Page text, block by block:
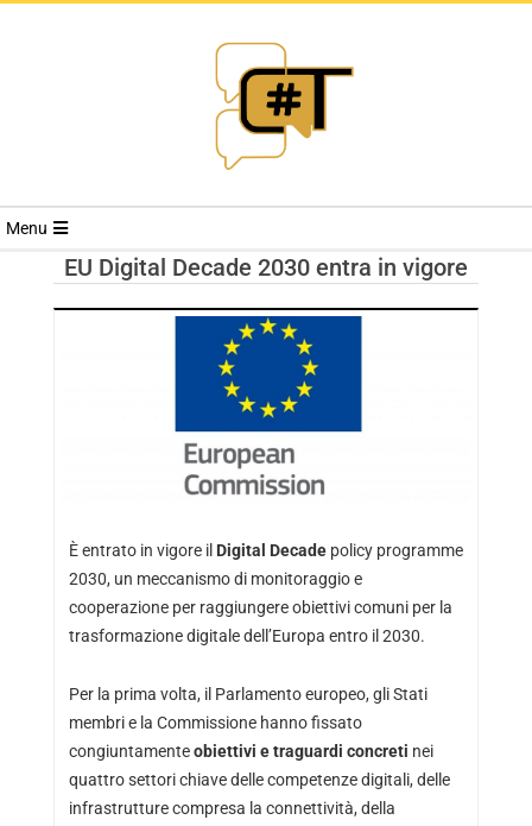
RIVISTA
TRENDS
Menu
EU Digital Decade 2030 entra in vigore
È entrato in vigore il Digital Decadepolicy programme
2030, un meccanismo di monitoraggio e
cooperazione per raggiungere obiettivi comuni per la
trasformazione digitale dell’Europa entro il 2030.
Per la prima volta, il Parlamento europeo, gli Stati
membri e la Commissione hanno fissato
congiuntamenteobiettivi e traguardi concreti nei
quattro settori chiave delle competenze digitali, delle
infrastrutture compresa la connettività, della